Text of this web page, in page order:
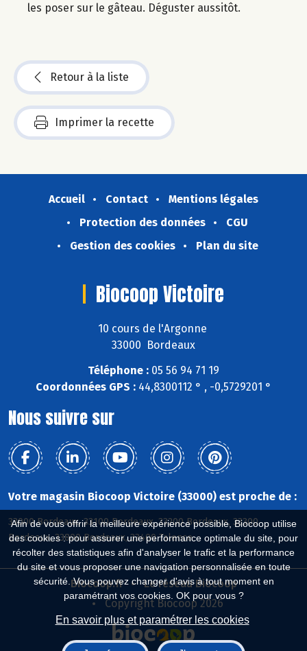
Afin de vous offrir la meilleure expérience possible, Biocoop utilise
des cookies : pour assurer une performance optimale du site, pour
récolter des statistiques afin d'analyser le trafic et la performance
du site et vous proposer une navigation personnalisée en toute
sécurité. Vous pouvez changer d'avis à tout moment en
paramétrant vos cookies. OK pour vous ?
En savoir plus et paramétrer les cookies
les poser sur le gâteau. Déguster aussitôt.
Retour à la liste
Imprimer la recette
Accueil Contact
Mentions légales
Protection des données
CGU
Gestion des cookies
Plan du site
Biocoop Victoire
10 cours de l'Argonne
33000 Bordeaux
Téléphone : 05 56 94 71 19
Coordonnées GPS : 44,8300112 ° , -0,5729201 °
Nous suivre sur
Votre magasin Biocoop Victoire (33000) est proche de :
33000 Bordeaux, 33100 Bordeaux, 33200 Bordeaux, 33300
Bordeaux, 33800 Bordeaux, 33400 Talence
Biocoop.fr
Le réseau Biocoop
Copyright Biocoop 2026